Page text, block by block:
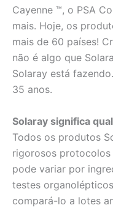
Cayenne ™, o PSA
mais. Hoje, os
mais de 60 países!
não é algo que
Solaray está
35 anos.
Solaray significa
Todos os produtos
rigorosos
pode variar por
testes
compará-lo a lotes